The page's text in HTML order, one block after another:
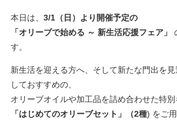
本日は、 3/1（日）より開催予定の
「オリーブで始める ～ 新生活応援フェア」
す。
新生活を迎える方へ、そして新たな門出を
しておすすめの、
オリーブオイルや加工品を詰め合わせた特別
「はじめてのオリーブセット」（2種) をご